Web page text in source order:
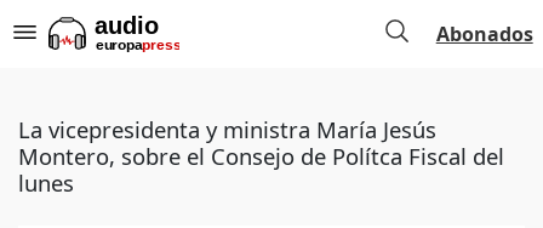
Abonados
La vicepresidenta y ministra María Jesús
Montero, sobre el Consejo de Polítca Fiscal del
lunes